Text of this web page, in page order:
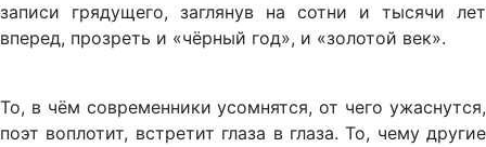
записи грядущего, заглянув на сотни и тысячи лет
вперед, прозреть и «чёрный год», и «золотой век».
То, в чём современники усомнятся, от чего ужаснутся,
поэт воплотит, встретит глаза в глаза. То, чему другие